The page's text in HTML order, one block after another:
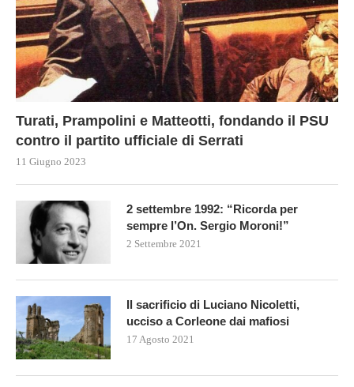
Turati, Prampolini e Matteotti, fondando il PSU
contro il partito ufficiale di Serrati
11 Giugno 2023
2 settembre 1992: “Ricorda per
sempre l’On. Sergio Moroni!”
2 Settembre 2021
Il sacrificio di Luciano Nicoletti,
ucciso a Corleone dai mafiosi
17 Agosto 2021